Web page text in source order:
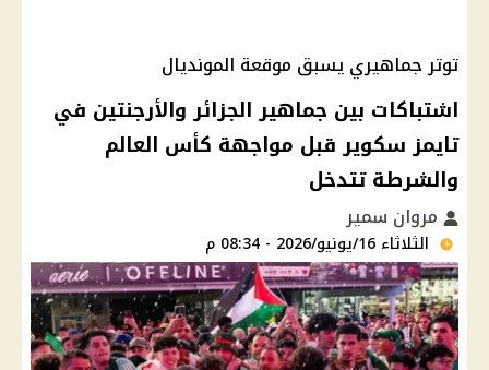
توتر جماهيري يسبق موقعة المونديال
اشتباكات بين جماهير الجزائر والأرجنتين في
تايمز سكوير قبل مواجهة كأس العالم
والشرطة تتدخل
مروان سمير
الثلاثاء 16/يونيو/2026 - 08:34 م